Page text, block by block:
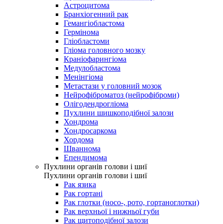
Астроцитома
Бранхіогенний рак
Гемангіобластома
Гермінома
Гліобластоми
Гліома головного мозку
Краніофарингіома
Медулобластома
Менінгіома
Метастази у головний мозок
Нейрофіброматоз (нейрофіброми)
Олігодендрогліома
Пухлини шишкоподібної залози
Хондрома
Хондросаркома
Хордома
Шваннома
Епендимома
Пухлини органів голови і шиї
Пухлини органів голови і шиї
Рак язика
Рак гортані
Рак глотки (носо-, рото, гортаноглотки)
Рак верхньої і нижньої губи
Рак щитоподібної залози